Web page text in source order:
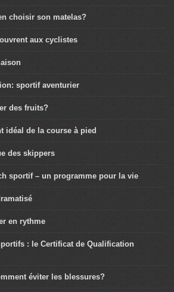
choisir son matelas?
aux cyclistes
sportif aventurier
des fruits?
idéal de la course à pied
des skippers
sportif – un programme pour la vie
en rythme
: le Certificat de Qualification
éviter les blessures?